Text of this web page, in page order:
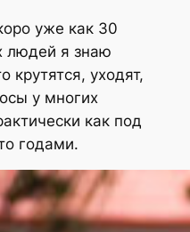
уже как 30
людей я знаю
кру­тят­ся, ухо­дят,
у мно­гих
как под
годами.